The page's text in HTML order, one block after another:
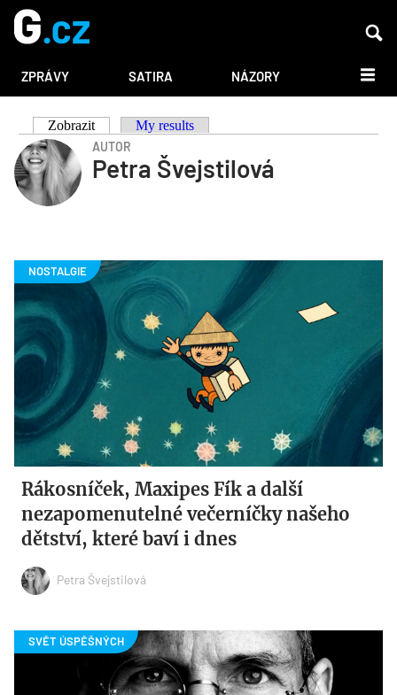
ZPRÁVY SATIRA NÁZORY DALŠÍ
Hlavní
záložky
Zobrazit (aktivní záložka)
My results
AUTOR
Petra Švejstilová
Rákosníček, Maxipes Fík a další
nezapomenutelné večerníčky našeho
dětství, které baví i dnes
Petra Švejstilová